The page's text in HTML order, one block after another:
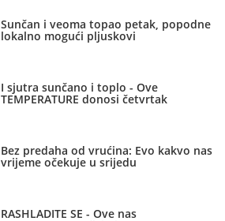
Sunčan i veoma topao petak, popodne
lokalno mogući pljuskovi
I sjutra sunčano i toplo - Ove
TEMPERATURE donosi četvrtak
Bez predaha od vrućina: Evo kakvo nas
vrijeme očekuje u srijedu
RASHLADITE SE - Ove nas